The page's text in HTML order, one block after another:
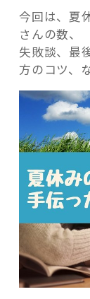
今回は、夏
さんの数、
失敗談、最
方のコツ、